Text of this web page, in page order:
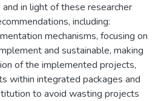
in light of these researcher
including:
mechanisms, focusing on
and sustainable, making
of the implemented projects,
within integrated packages and
to avoid wasting projects